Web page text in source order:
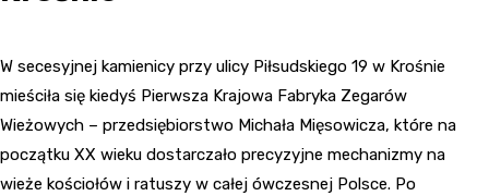
W secesyjnej kamienicy przy ulicy Piłsudskiego 19 w Krośnie
mieściła się kiedyś Pierwsza Krajowa Fabryka Zegarów
Wieżowych – przedsiębiorstwo Michała Mięsowicza, które na
początku XX wieku dostarczało precyzyjne mechanizmy na
wieże kościołów i ratuszy w całej ówczesnej Polsce. Po